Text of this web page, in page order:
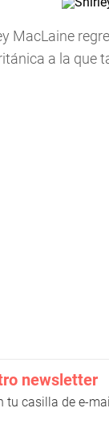
MacLaine
a la que
newsletter
tu casilla de e-